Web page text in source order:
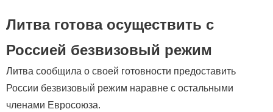
Литва готова осуществить с
Россией безвизовый режим
Литва сообщила о своей готовности предоставить
России безвизовый режим наравне с остальными
членами Евросоюза.